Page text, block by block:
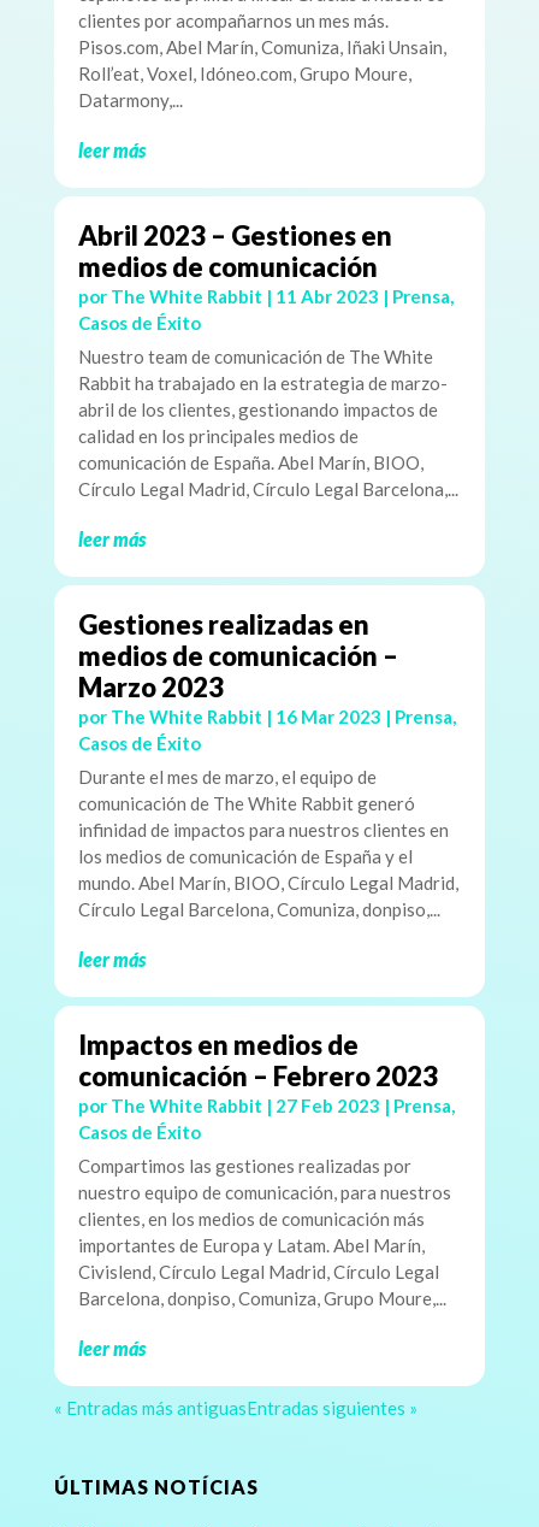
clientes por acompañarnos un mes más.
Pisos.com, Abel Marín, Comuniza, Iñaki Unsain,
Roll’eat, Voxel, Idóneo.com, Grupo Moure,
Datarmony,...
leer más
Abril 2023 – Gestiones en
medios de comunicación
por The White Rabbit | 11 Abr 2023 | Prensa,
Casos de Éxito
Nuestro team de comunicación de The White
Rabbit ha trabajado en la estrategia de marzo-
abril de los clientes, gestionando impactos de
calidad en los principales medios de
comunicación de España. Abel Marín, BIOO,
Círculo Legal Madrid, Círculo Legal Barcelona,...
leer más
Gestiones realizadas en
medios de comunicación –
Marzo 2023
por The White Rabbit | 16 Mar 2023 | Prensa,
Casos de Éxito
Durante el mes de marzo, el equipo de
comunicación de The White Rabbit generó
infinidad de impactos para nuestros clientes en
los medios de comunicación de España y el
mundo. Abel Marín, BIOO, Círculo Legal Madrid,
Círculo Legal Barcelona, Comuniza, donpiso,...
leer más
Impactos en medios de
comunicación – Febrero 2023
por The White Rabbit | 27 Feb 2023 | Prensa,
Casos de Éxito
Compartimos las gestiones realizadas por
nuestro equipo de comunicación, para nuestros
clientes, en los medios de comunicación más
importantes de Europa y Latam. Abel Marín,
Civislend, Círculo Legal Madrid, Círculo Legal
Barcelona, donpiso, Comuniza, Grupo Moure,...
leer más
« Entradas más antiguasEntradas siguientes »
ÚLTIMAS NOTÍCIAS